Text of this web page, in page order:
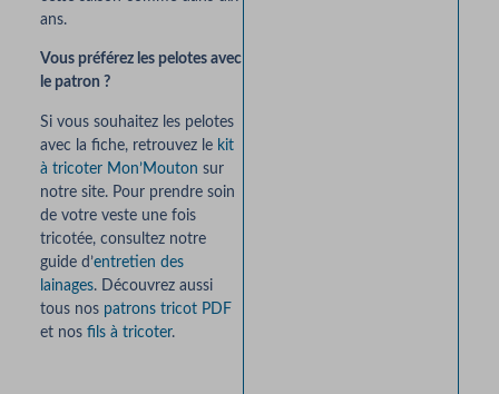
ans.
Vous préférez les pelotes avec
le patron ?
Si vous souhaitez les pelotes
avec la fiche, retrouvez le kit
à tricoter Mon’Mouton sur
notre site. Pour prendre soin
de votre veste une fois
tricotée, consultez notre
guide d’entretien des
lainages. Découvrez aussi
tous nos patrons tricot PDF
et nos fils à tricoter.